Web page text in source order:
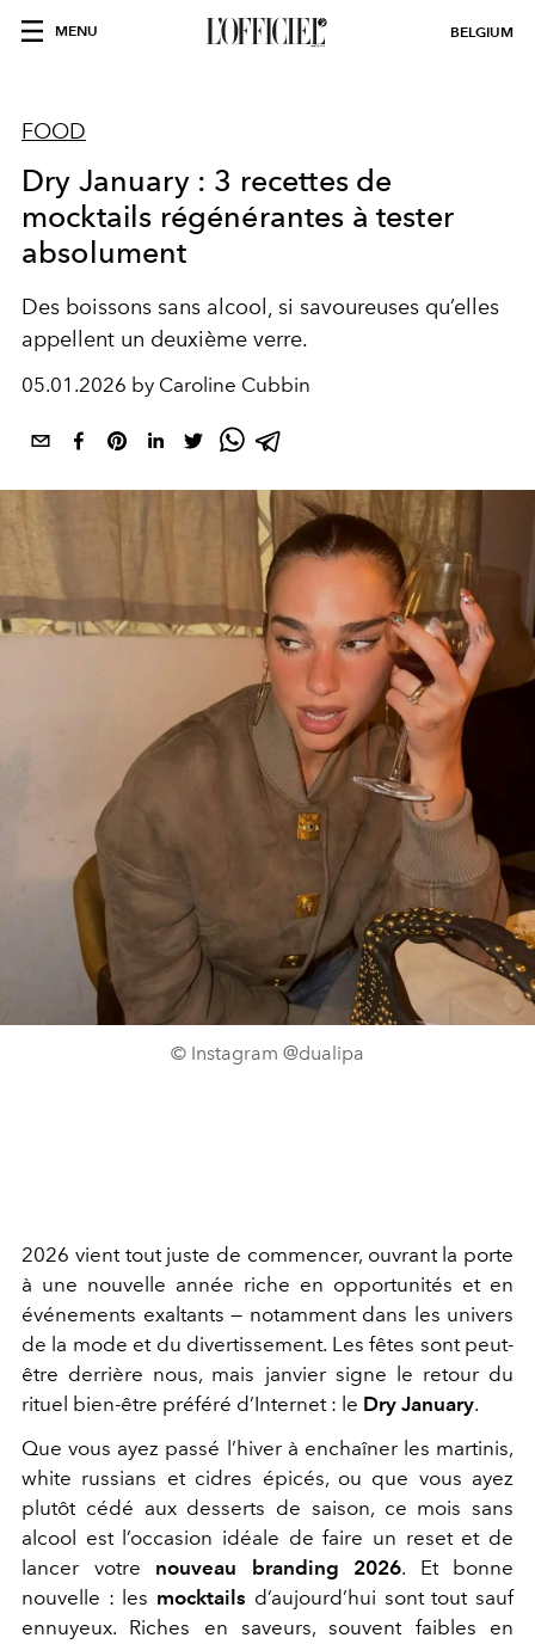
MENU BELGIUM
FOOD
Dry January : 3 recettes de
mocktails régénérantes à tester
absolument
Des boissons sans alcool, si savoureuses qu’elles
appellent un deuxième verre.
05.01.2026 by Caroline Cubbin
© Instagram @dualipa
2026 vient tout juste de commencer, ouvrant la porte
à une nouvelle année riche en opportunités et en
événements exaltants — notamment dans les univers
de la mode et du divertissement. Les fêtes sont peut-
être derrière nous, mais janvier signe le retour du
rituel bien-être préféré d’Internet : le Dry January.
Que vous ayez passé l’hiver à enchaîner les martinis,
white russians et cidres épicés, ou que vous ayez
plutôt cédé aux desserts de saison, ce mois sans
alcool est l’occasion idéale de faire un reset et de
lancer votre nouveau branding 2026. Et bonne
nouvelle : les mocktails d’aujourd’hui sont tout sauf
ennuyeux. Riches en saveurs, souvent faibles en